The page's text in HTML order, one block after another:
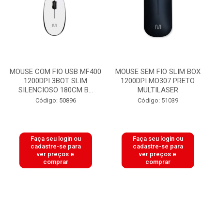
MOUSE COM FIO USB MF400
1200DPI 3BOT SLIM
SILENCIOSO 180CM B...
Código: 50896
Faça seu login ou
cadastre-se para
ver preços e
comprar
MOUSE SEM FIO SLIM BOX
1200DPI MO307 PRETO
MULTILASER
Código: 51039
Faça seu login ou
cadastre-se para
ver preços e
comprar